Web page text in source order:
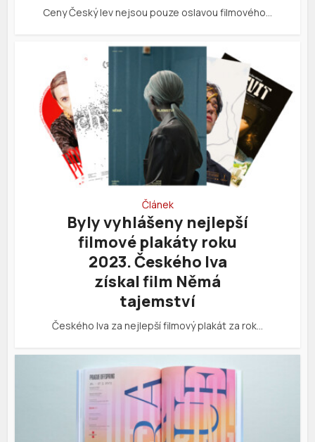
Ceny Český lev nejsou pouze oslavou filmového…
Článek
Byly vyhlášeny nejlepší
filmové plakáty roku
2023. Českého lva
získal film Němá
tajemství
Českého lva za nejlepší filmový plakát za rok…